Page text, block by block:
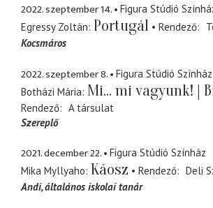
2022. szeptember 14.
Figura Stúdió
Egressy Zoltán Portugál Rendező
Kocsmáros
2022. szeptember 8.
Figura Stúdió Színház
Botházi Mária Mi... mi vagyunk! |
Rendező
A társulat
Szereplő
2021. december 22.
Figura Stúdió Színház
Mika Myllyaho Káosz Rendező
Deli
Andi általános iskolai tanár